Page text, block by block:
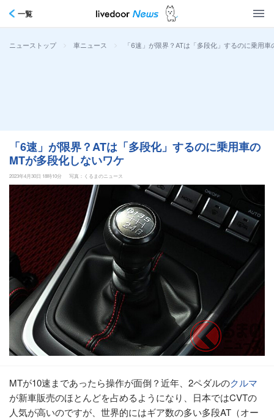
一覧
ニューストップ > 車ニュース > 「6速」が限界？ATは「多段化」するのに乗用
「6速」が限界？ATは「多段化」するのに乗用車の
MTが多段化しないワケ
2023年4月30日 18時10分 写真：くるまのニュース
MTが10速まであったら操作が面倒？近年、2ペダルのクルマ
が新車販売のほとんどを占めるようになり、日本ではCVTの
人気が高いのですが、世界的にはギア数の多い多段AT（オー